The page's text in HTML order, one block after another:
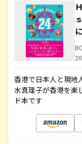
香港で日本人と現地
水真理子が香港を楽
ド本です